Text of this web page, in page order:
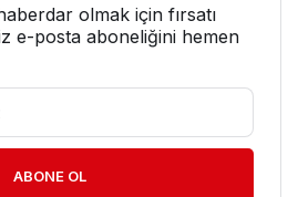
olmak için fırsatı
e-posta aboneliğini hemen
ABONE OL